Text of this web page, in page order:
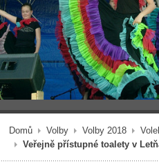
Domů Volby Volby 2018
Veřejně přístupné toalety v